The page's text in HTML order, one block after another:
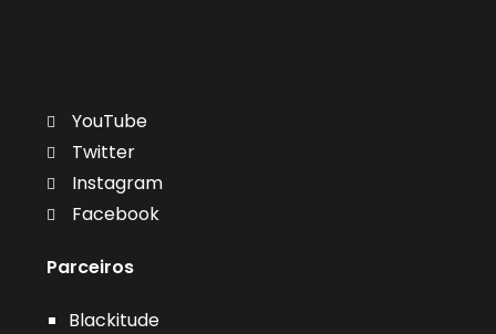
YouTube
Twitter
Instagram
Facebook
Parceiros
Blackitude